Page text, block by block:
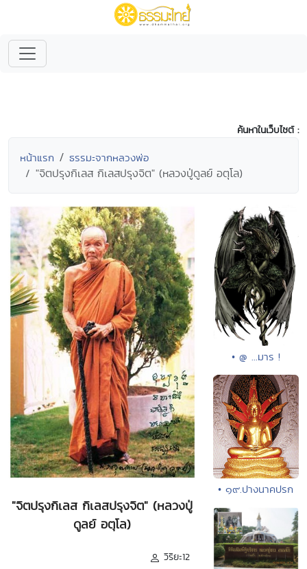
ค้นหาในเว็บไซต์ :
หน้าแรก ธรรมะจากหลวงพ่อ
"จิตปรุงกิเลส กิเลสปรุงจิต" (หลวงปู่ดูลย์ อตุโล)
"จิตปรุงกิเลส กิเลสปรุงจิต" (หลวงปู่
ดูลย์ อตุโล)
วิริยะ12
• @ ...มาร !
• ๑๙.ปางนาคปรก